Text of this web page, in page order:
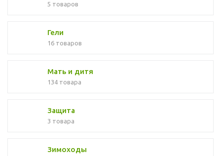
5 товаров
Гели
16 товаров
Мать и дитя
134 товара
Защита
3 товара
Зимоходы